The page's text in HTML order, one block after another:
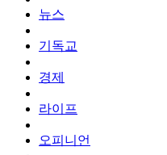
뉴스
기독교
경제
라이프
오피니언